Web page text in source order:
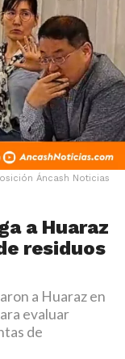
Áncash Noticias
a Huaraz
residuos
a Huaraz en
evaluar
de